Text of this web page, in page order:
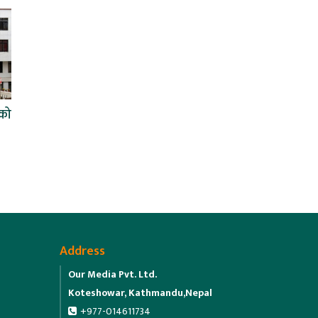
Address
Our Media Pvt. Ltd.
Koteshowar, Kathmandu,Nepal
+977-014611734